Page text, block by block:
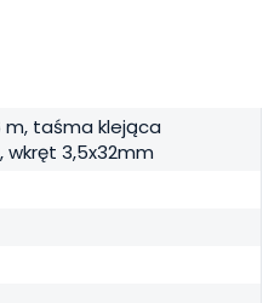
m, taśma klejąca
3,5x32mm